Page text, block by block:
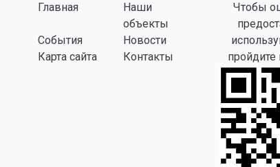
Главная
Наши
объекты
События
Новости
Карта сайта
Контакты
Чтобы